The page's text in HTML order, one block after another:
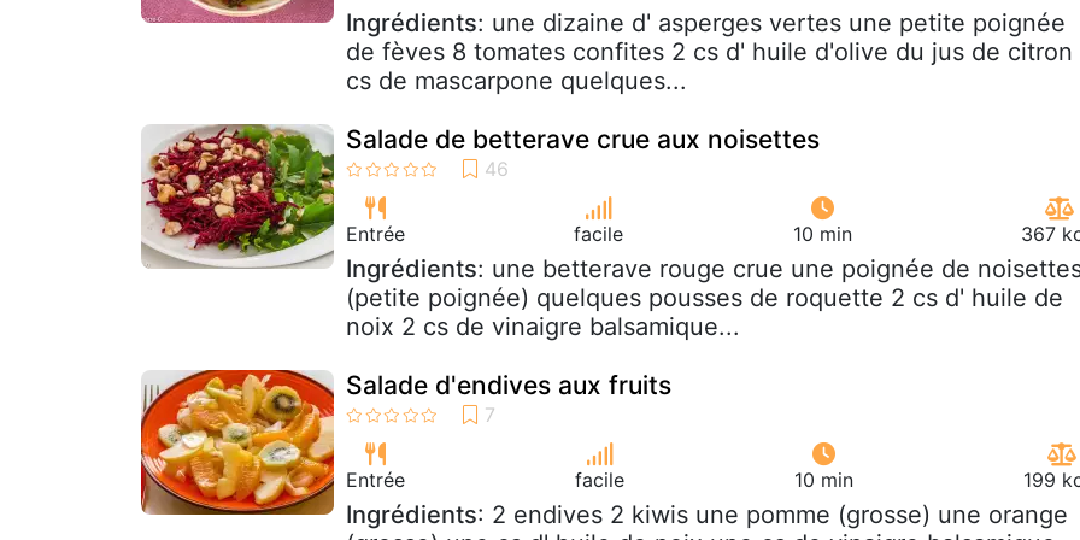
Ingrédients: une dizaine d' asperges vertes une petite poignée
de fèves 8 tomates confites 2 cs d' huile d'olive du jus de citron
cs de mascarpone quelques...
Salade de betterave crue aux noisettes
Entrée facile 10 min 367
Ingrédients: une betterave rouge crue une poignée de
(petite poignée) quelques pousses de roquette 2 cs d' huile de
noix 2 cs de vinaigre balsamique...
Salade d'endives aux fruits
Entrée facile 10 min 199
Ingrédients: 2 endives 2 kiwis une pomme (grosse) une orange